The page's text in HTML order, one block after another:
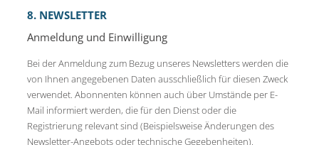
8. NEWSLETTER
Anmeldung und Einwilligung
Bei der Anmeldung zum Bezug unseres Newsletters werden die
von Ihnen angegebenen Daten ausschließlich für diesen Zweck
verwendet. Abonnenten können auch über Umstände per E-
Mail informiert werden, die für den Dienst oder die
Registrierung relevant sind (Beispielsweise Änderungen des
Newsletter-Angebots oder technische Gegebenheiten).